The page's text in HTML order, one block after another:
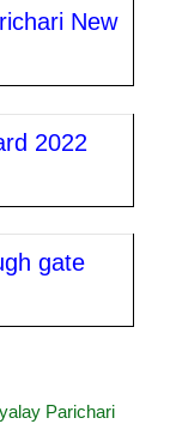
New
2022
gate
Parichari